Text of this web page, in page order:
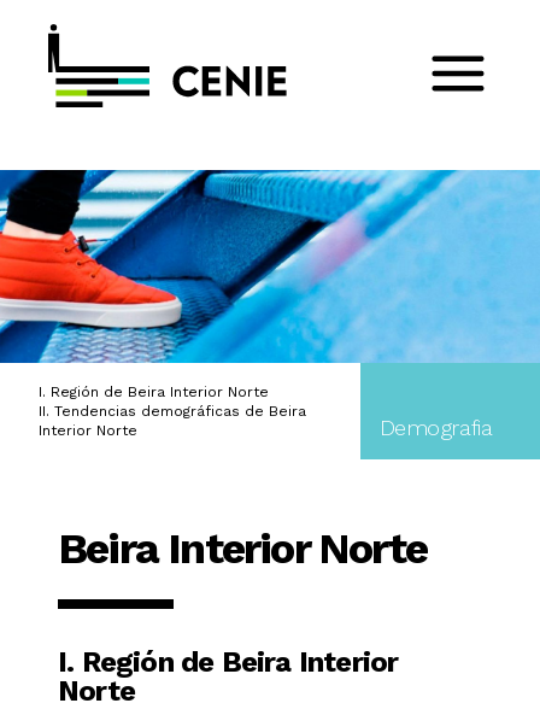
I. Región de Beira Interior Norte
II. Tendencias demográficas de Beira
Interior Norte
Demografia
Beira Interior Norte
I. Región de Beira Interior
Norte